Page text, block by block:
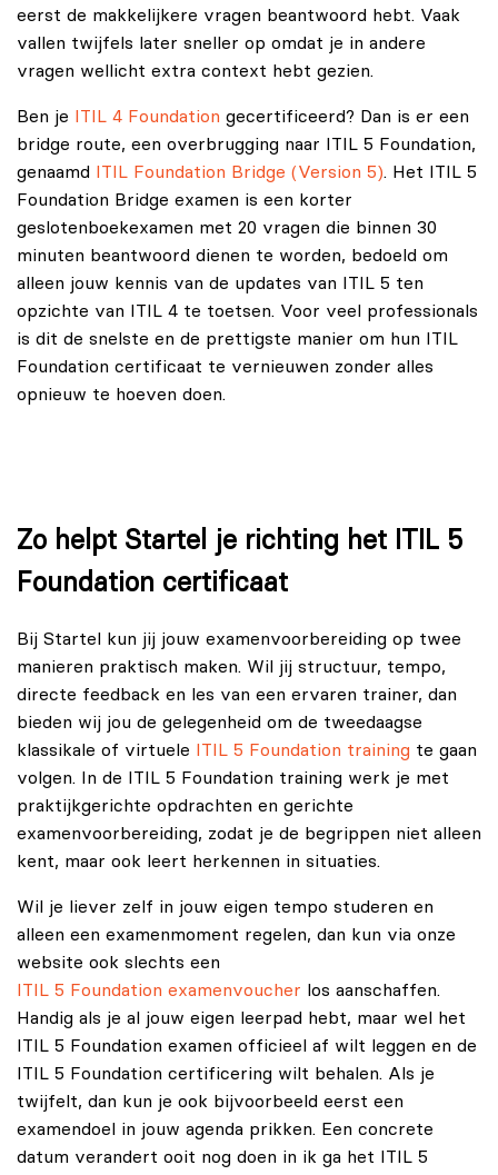
eerst de makkelijkere vragen beantwoord hebt. Vaak
vallen twijfels later sneller op omdat je in andere
vragen wellicht extra context hebt gezien.
Ben je ITIL 4 Foundation gecertificeerd? Dan is er een
bridge route, een overbrugging naar ITIL 5 Foundation,
genaamd
ITIL Foundation Bridge (Version 5). Het ITIL 5
Foundation Bridge examen is een korter
geslotenboekexamen met 20 vragen die binnen 30
minuten beantwoord dienen te worden, bedoeld om
alleen jouw kennis van de updates van ITIL 5 ten
opzichte van ITIL 4 te toetsen. Voor veel professionals
is dit de snelste en de prettigste manier om hun ITIL
Foundation certificaat te vernieuwen zonder alles
opnieuw te hoeven doen.
Zo helpt Startel je richting het ITIL 5
Foundation certificaat
Bij Startel kun jij jouw examenvoorbereiding op twee
manieren praktisch maken. Wil jij structuur, tempo,
directe feedback en les van een ervaren trainer, dan
bieden wij jou de gelegenheid om de tweedaagse
klassikale of virtuele
ITIL 5 Foundation training te gaan
volgen. In de ITIL 5 Foundation training werk je met
praktijkgerichte opdrachten en gerichte
examenvoorbereiding, zodat je de begrippen niet alleen
kent, maar ook leert herkennen in situaties.
Wil je liever zelf in jouw eigen tempo studeren en
alleen een examenmoment regelen, dan kun via onze
website ook slechts een
ITIL 5 Foundation examenvoucher los aanschaffen.
Handig als je al jouw eigen leerpad hebt, maar wel het
ITIL 5 Foundation examen officieel af wilt leggen en de
ITIL 5 Foundation certificering wilt behalen. Als je
twijfelt, dan kun je ook bijvoorbeeld eerst een
examendoel in jouw agenda prikken. Een concrete
datum verandert ooit nog doen in ik ga het ITIL 5